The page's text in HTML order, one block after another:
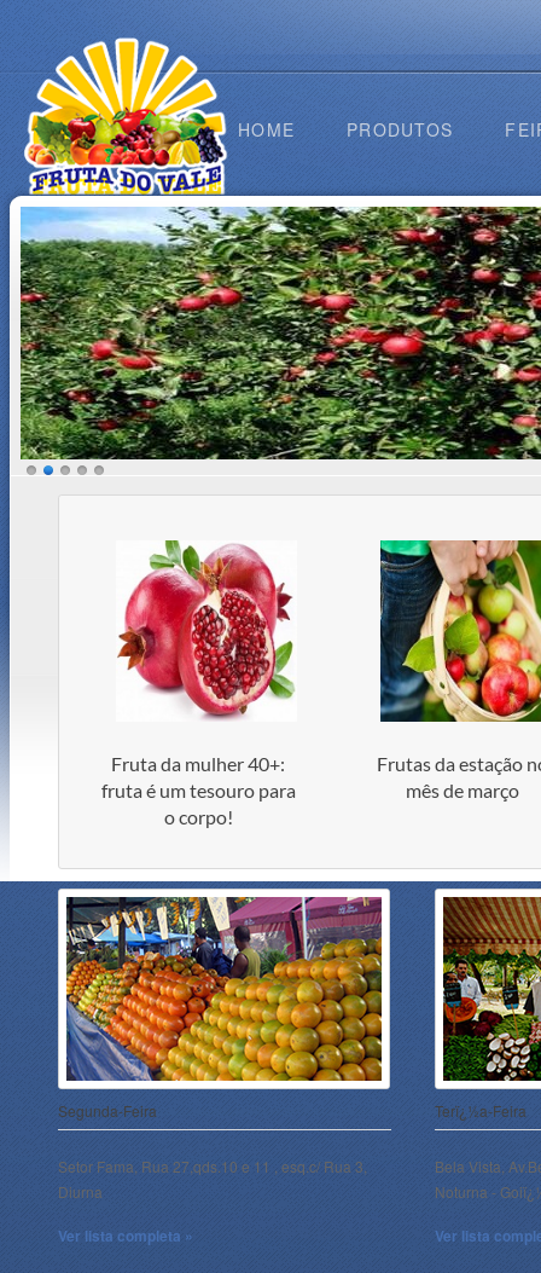
HOME PRODUTOS
Fruta da mulher 40+:
fruta é um tesouro para
o corpo!
Frutas da estação
mês de março
Segunda-Feira
Setor Fama, Rua 27,qds.10 e 11 , esq.c/ Rua 3,
Diurna
Ver lista completa »
Terï¿½a-Feira
Bela Vista,
Noturna -
Ver lista